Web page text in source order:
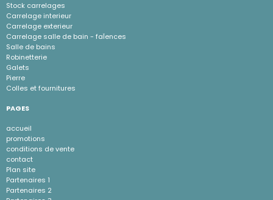
Stock carrelages
Carrelage interieur
Carrelage exterieur
Carrelage salle de bain - faÏences
Salle de bains
Robinetterie
Galets
Pierre
Colles et fournitures
PAGES
accueil
promotions
conditions de vente
contact
Plan site
Partenaires 1
Partenaires 2